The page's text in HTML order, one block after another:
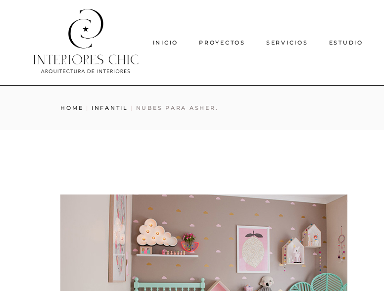
INICIO PROYECTOS SERVICIOS
Arquitectura e interiorismo
presencial
ESTUDIO
HOME INFANTIL NUBES PARA ASHER.